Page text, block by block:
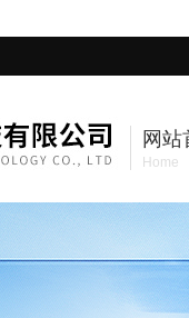
网站
Home